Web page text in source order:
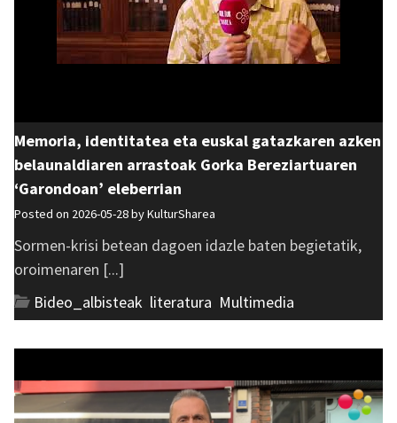
Memoria, identitatea eta euskal gatazkaren azken
belaunaldiaren arrastoak Gorka Bereziartuaren
‘Garondoan’ eleberrian
Posted on 2026-05-28 byKulturSharea
Sormen-krisi betean dagoen idazle baten begietatik,
oroimenaren [...]
Bideo_albisteak literatura Multimedia